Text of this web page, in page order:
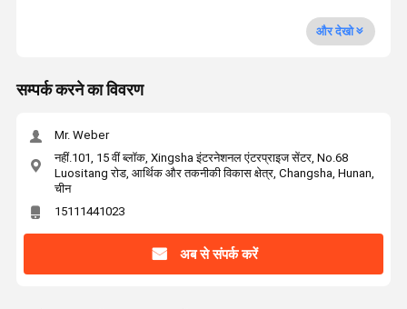
और देखो
सम्पर्क करने का विवरण
Mr. Weber
नहीं.101, 15 वीं ब्लॉक, Xingsha इंटरनेशनल एंटरप्राइज सेंटर, No.68
Luositang रोड, आर्थिक और तकनीकी विकास क्षेत्र, Changsha, Hunan,
चीन
15111441023
अब से संपर्क करें